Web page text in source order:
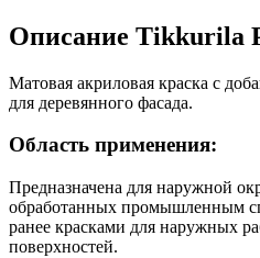
Описание Tikkurila
Матовая акриловая краска с
для деревянного фасада.
Область применения:
Предназначена для наружной
обработанных промышленным
ранее красками для наружных
поверхностей.